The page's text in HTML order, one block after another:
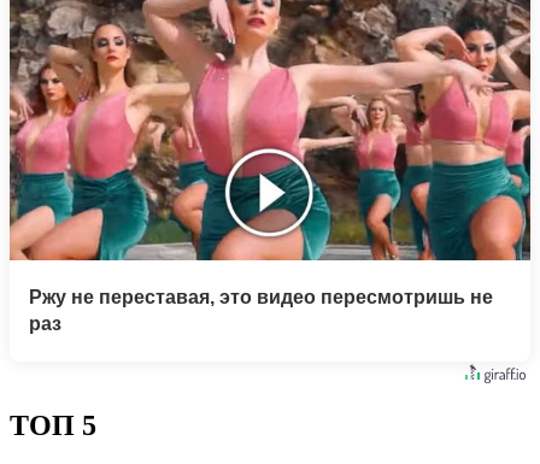
Ржу не переставая, это видео пересмотришь не
раз
ТОП 5